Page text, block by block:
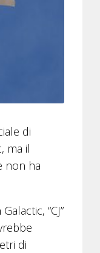
di
ma il
non ha
“CJ”
di